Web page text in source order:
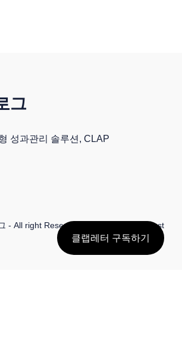
그
성과관리 솔루션, CLAP
- All right Reserved. Published with Ghost
클랩레터 구독하기